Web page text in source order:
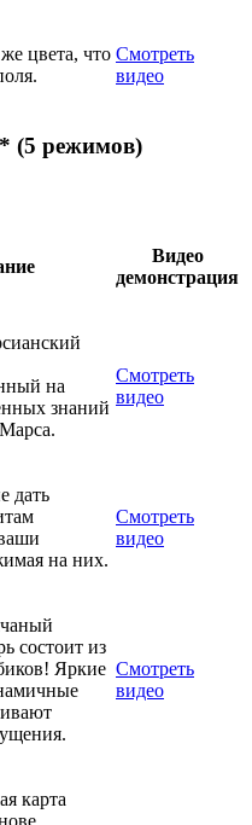
цвета, что Смотреть
видео
(5 режимов)
Видео
демонстрация
на
знаний
Смотреть
видео
дать
на них.
Смотреть
видео
состоит из
Яркие Смотреть
видео
карта